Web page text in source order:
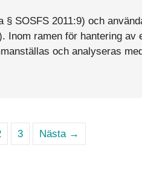
SOSFS 2011:9) och
Inom ramen för hantering
och analyseras
3 Nästa →